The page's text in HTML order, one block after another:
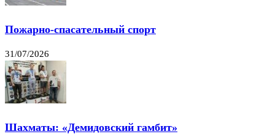
Пожарно-спасательный спорт
31/07/2026
Шахматы: «Демидовский гамбит»